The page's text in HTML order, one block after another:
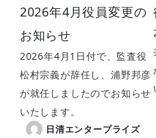
2026年4月役員変更の
お知らせ
2026年4月1日付で、監査役
松村宗義が辞任し、浦野邦彦
が就任しましたのでお知らせ
いたします。
日清エンタープライズ